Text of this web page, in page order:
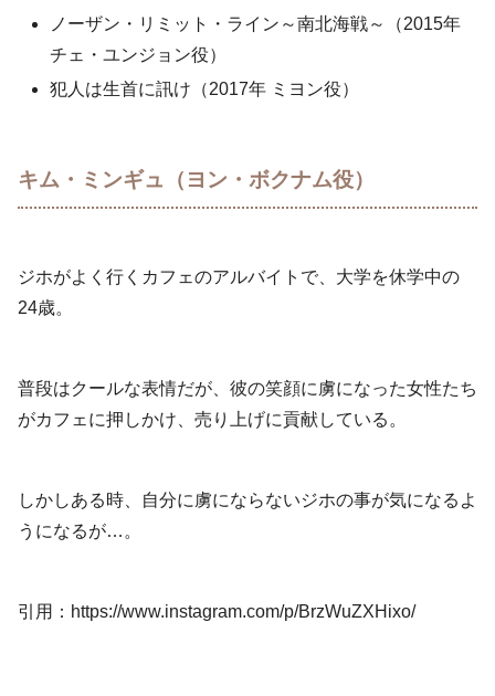
ノーザン・リミット・ライン～南北海戦～（2015年
チェ・ユンジョン役）
犯人は生首に訊け（2017年 ミヨン役）
キム・ミンギュ（ヨン・ボクナム役）
ジホがよく行くカフェのアルバイトで、大学を休学中の
24歳。
普段はクールな表情だが、彼の笑顔に虜になった女性たち
がカフェに押しかけ、売り上げに貢献している。
しかしある時、自分に虜にならないジホの事が気になるよ
うになるが…。
引用：https://www.instagram.com/p/BrzWuZXHixo/